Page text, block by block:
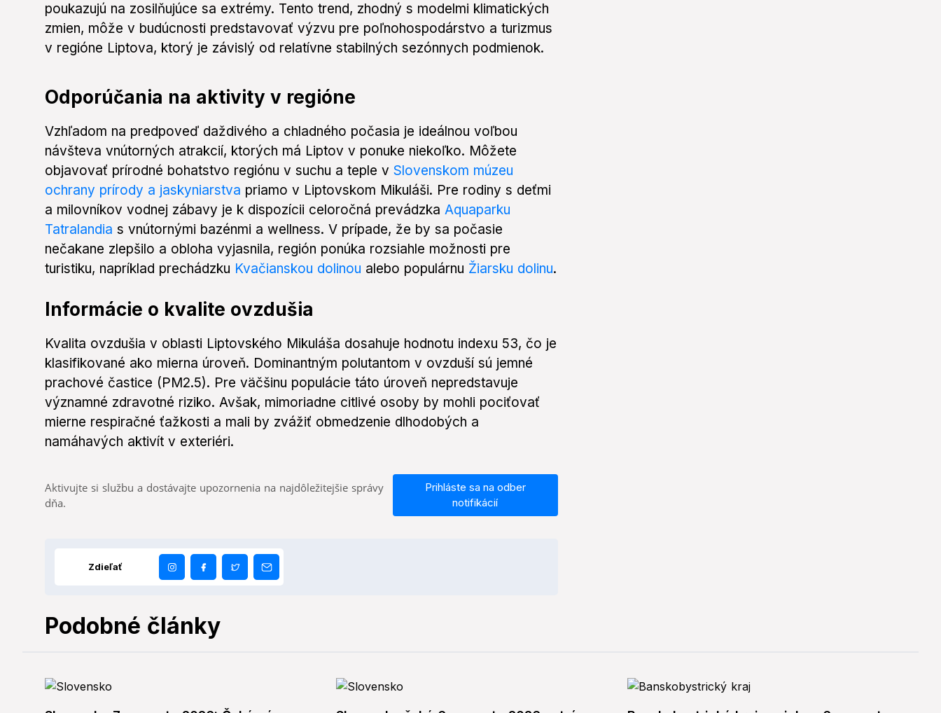
poukazujú na zosilňujúce sa extrémy. Tento trend, zhodný s modelmi klimatických
zmien, môže v budúcnosti predstavovať výzvu pre poľnohospodárstvo a turizmus
v regióne Liptova, ktorý je závislý od relatívne stabilných sezónnych podmienok.
Odporúčania na aktivity v regióne
Vzhľadom na predpoveď daždivého a chladného počasia je ideálnou voľbou
návšteva vnútorných atrakcií, ktorých má Liptov v ponuke niekoľko. Môžete
objavovať prírodné bohatstvo regiónu v suchu a teple v Slovenskom múzeu
ochrany prírody a jaskyniarstva priamo v Liptovskom Mikuláši. Pre rodiny s deťmi
a milovníkov vodnej zábavy je k dispozícii celoročná prevádzka Aquaparku
Tatralandia s vnútornými bazénmi a wellness. V prípade, že by sa počasie
nečakane zlepšilo a obloha vyjasnila, región ponúka rozsiahle možnosti pre
turistiku, napríklad prechádzku Kvačianskou dolinou alebo populárnu Žiarsku dolinu.
Informácie o kvalite ovzdušia
Kvalita ovzdušia v oblasti Liptovského Mikuláša dosahuje hodnotu indexu 53, čo je
klasifikované ako mierna úroveň. Dominantným polutantom v ovzduší sú jemné
prachové častice (PM2.5). Pre väčšinu populácie táto úroveň nepredstavuje
významné zdravotné riziko. Avšak, mimoriadne citlivé osoby by mohli pociťovať
mierne respiračné ťažkosti a mali by zvážiť obmedzenie dlhodobých a
namáhavých aktivít v exteriéri.
Aktivujte si službu a dostávajte upozornenia na najdôležitejšie správy
dňa.
Prihláste sa na odber
notifikácií
Zdieľať
Podobné články